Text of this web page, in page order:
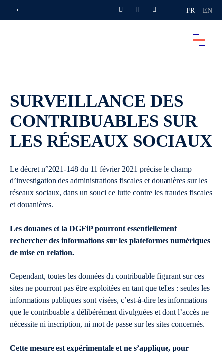
FR EN
SURVEILLANCE DES
CONTRIBUABLES SUR
LES RÉSEAUX SOCIAUX
Le décret n°2021-148 du 11 février 2021 précise le champ
d’investigation des administrations fiscales et douanières sur les
réseaux sociaux, dans un souci de lutte contre les fraudes fiscales
et douanières.
Les douanes et la DGFiP pourront essentiellement
rechercher des informations sur les plateformes numériques
de mise en relation.
Cependant, toutes les données du contribuable figurant sur ces
sites ne pourront pas être exploitées en tant que telles : seules les
informations publiques sont visées, c’est-à-dire les informations
que le contribuable a délibérément divulguées et dont l’accès ne
nécessite ni inscription, ni mot de passe sur les sites concernés.
Cette mesure est expérimentale et ne s’applique, pour